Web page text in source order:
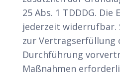
25 Abs. 1 TDDDG.
jederzeit widerrufbar.
zur Vertragserfüllung
Durchführung
Maßnahmen